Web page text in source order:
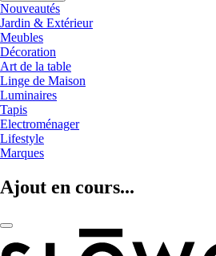
Nouveautés
Jardin & Extérieur
Meubles
Décoration
Art de la table
Linge de Maison
Luminaires
Tapis
Electroménager
Lifestyle
Marques
Ajout en cours...